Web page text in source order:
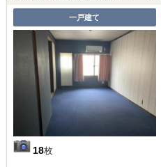
一戸建て
18枚